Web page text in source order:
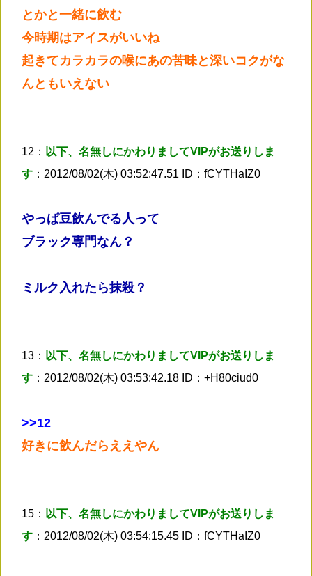
とかと一緒に飲む
今時期はアイスがいいね
起きてカラカラの喉にあの苦味と深いコクがな
んともいえない
12： 以下、名無しにかわりましてVIPがお送りしま
す ：2012/08/02(木) 03:52:47.51 ID：fCYTHaIZ0
やっぱ豆飲んでる人って
ブラック専門なん？
ミルク入れたら抹殺？
13： 以下、名無しにかわりましてVIPがお送りしま
す ：2012/08/02(木) 03:53:42.18 ID：+H80ciud0
>>12
好きに飲んだらええやん
15： 以下、名無しにかわりましてVIPがお送りしま
す ：2012/08/02(木) 03:54:15.45 ID：fCYTHaIZ0